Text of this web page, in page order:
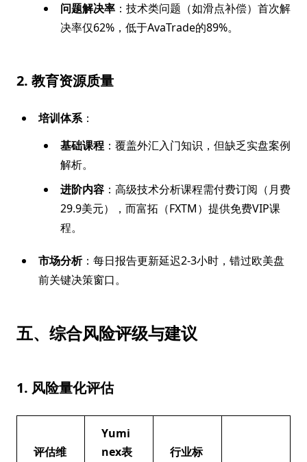
问题解决率 ：技术类问题（如滑点补偿）首次解
决率仅62%，低于AvaTrade的89%。
2. 教育资源质量
培训体系：
基础课程 ：覆盖外汇入门知识，但缺乏实盘案例
解析。
进阶内容 ：高级技术分析课程需付费订阅（月费
29.9美元），而富拓（FXTM）提供免费VIP课
程。
市场分析：每日报告更新延迟2-3小时，错过欧美盘
前关键决策窗口。
五、综合风险评级与建议
1. 风险量化评估
评估维
Yumi
nex表
行业标